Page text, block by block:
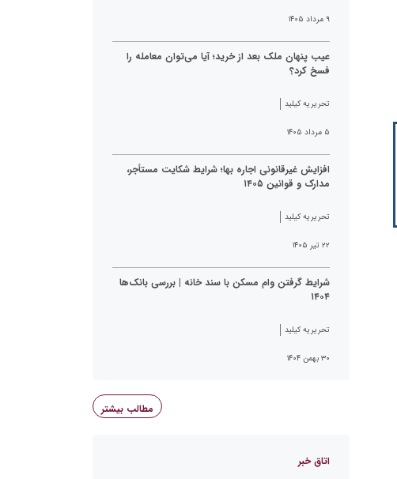
۹ مرداد ۱۴۰۵
عیب پنهان ملک بعد از خرید؛ آیا می‌توان معامله را
فسخ کرد؟
تحریریه کیلید
۵ مرداد ۱۴۰۵
افزایش غیرقانونی اجاره بها؛ شرایط شکایت مستأجر،
مدارک و قوانین ۱۴۰۵
تحریریه کیلید
۲۲ تیر ۱۴۰۵
شرایط گرفتن وام مسکن با سند خانه | بررسی بانک‌ها
۱۴۰۴
تحریریه کیلید
۳۰ بهمن ۱۴۰۴
مطالب بیشتر
اتاق خبر